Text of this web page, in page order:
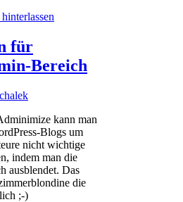
für
Bereich
kann man
Blogs um
nicht wichtige
indem man die
ausblendet. Das
die
;-)